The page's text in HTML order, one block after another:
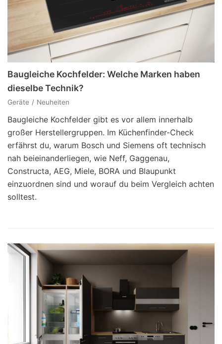
Baugleiche Kochfelder: Welche Marken haben
dieselbe Technik?
Geräte Neuheiten
Baugleiche Kochfelder gibt es vor allem innerhalb
großer Herstellergruppen. Im Küchenfinder-Check
erfährst du, warum Bosch und Siemens oft technisch
nah beieinanderliegen, wie Neff, Gaggenau,
Constructa, AEG, Miele, BORA und Blaupunkt
einzuordnen sind und worauf du beim Vergleich achten
solltest.